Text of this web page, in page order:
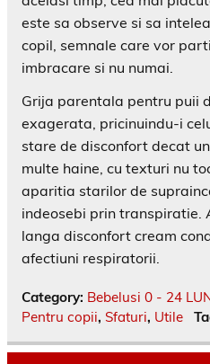
este sa observe si sa
copil, semnale care vor
imbracare si nu numai.
Grija parentala pentru puii
exagerata, pricinuindu-i
stare de disconfort decat
multe haine, cu texturi nu
aparitia starilor de
indeosebi prin transpiratie.
langa disconfort cream
afectiuni respiratorii.
Category: Bebelusi 0 - 24
Pentru copii, Sfaturi, Utile